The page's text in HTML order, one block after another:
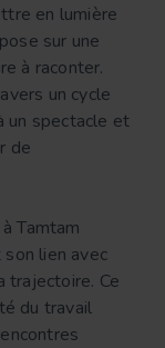
en lumière
sur une
à raconter.
un cycle
un spectacle et
de
Tamtam
lien avec
trajectoire. Ce
du travail